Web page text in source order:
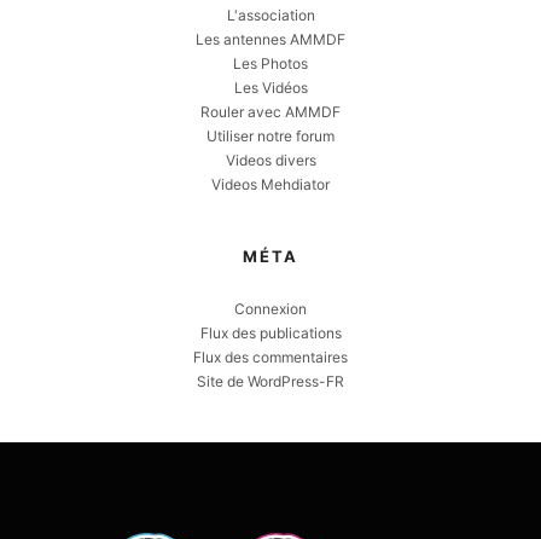
L'association
Les antennes AMMDF
Les Photos
Les Vidéos
Rouler avec AMMDF
Utiliser notre forum
Videos divers
Videos Mehdiator
MÉTA
Connexion
Flux des publications
Flux des commentaires
Site de WordPress-FR